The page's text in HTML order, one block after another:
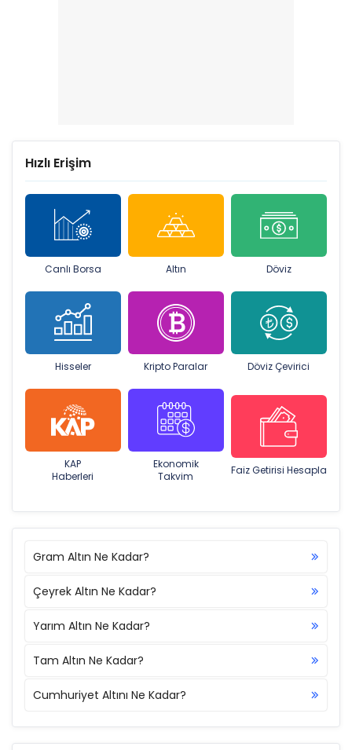
Hızlı Erişim
Canlı Borsa Altın Döviz
Hisseler Kripto Paralar Döviz Çevirici
KAP
Haberleri
Ekonomik
Takvim
Faiz Getirisi Hesapla
Gram Altın Ne Kadar?
Çeyrek Altın Ne Kadar?
Yarım Altın Ne Kadar?
Tam Altın Ne Kadar?
Cumhuriyet Altını Ne Kadar?